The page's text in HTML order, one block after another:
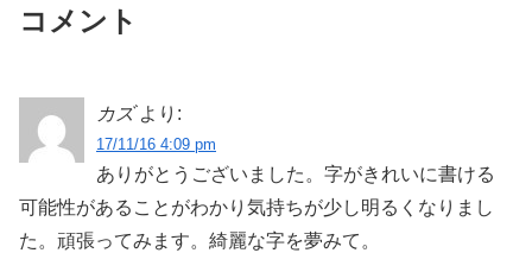
コメント
カズ より:
17/11/16 4:09 pm
ありがとうございました。字がきれいに書ける
可能性があることがわかり気持ちが少し明るくなりまし
た。頑張ってみます。綺麗な字を夢みて。